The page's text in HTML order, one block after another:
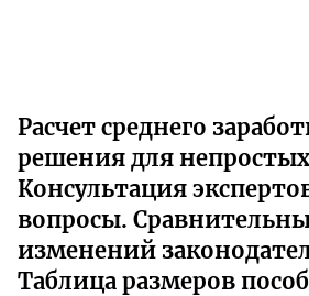
Расчет среднего
решения для
Консультация
вопросы.
изменений
Таблица размеров